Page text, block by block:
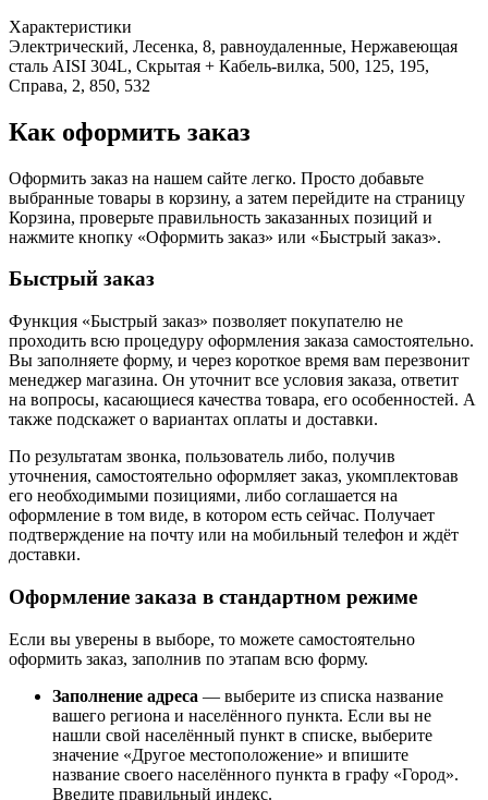
Характеристики
Электрический, Лесенка, 8, равноудаленные, Нержавеющая
сталь AISI 304L, Скрытая + Кабель-вилка, 500, 125, 195,
Справа, 2, 850, 532
Как оформить заказ
Оформить заказ на нашем сайте легко. Просто добавьте
выбранные товары в корзину, а затем перейдите на страницу
Корзина, проверьте правильность заказанных позиций и
нажмите кнопку «Оформить заказ» или «Быстрый заказ».
Быстрый заказ
Функция «Быстрый заказ» позволяет покупателю не
проходить всю процедуру оформления заказа самостоятельно.
Вы заполняете форму, и через короткое время вам перезвонит
менеджер магазина. Он уточнит все условия заказа, ответит
на вопросы, касающиеся качества товара, его особенностей. А
также подскажет о вариантах оплаты и доставки.
По результатам звонка, пользователь либо, получив
уточнения, самостоятельно оформляет заказ, укомплектовав
его необходимыми позициями, либо соглашается на
оформление в том виде, в котором есть сейчас. Получает
подтверждение на почту или на мобильный телефон и ждёт
доставки.
Оформление заказа в стандартном режиме
Если вы уверены в выборе, то можете самостоятельно
оформить заказ, заполнив по этапам всю форму.
Заполнение адреса — выберите из списка название
вашего региона и населённого пункта. Если вы не
нашли свой населённый пункт в списке, выберите
значение «Другое местоположение» и впишите
название своего населённого пункта в графу «Город».
Введите правильный индекс.